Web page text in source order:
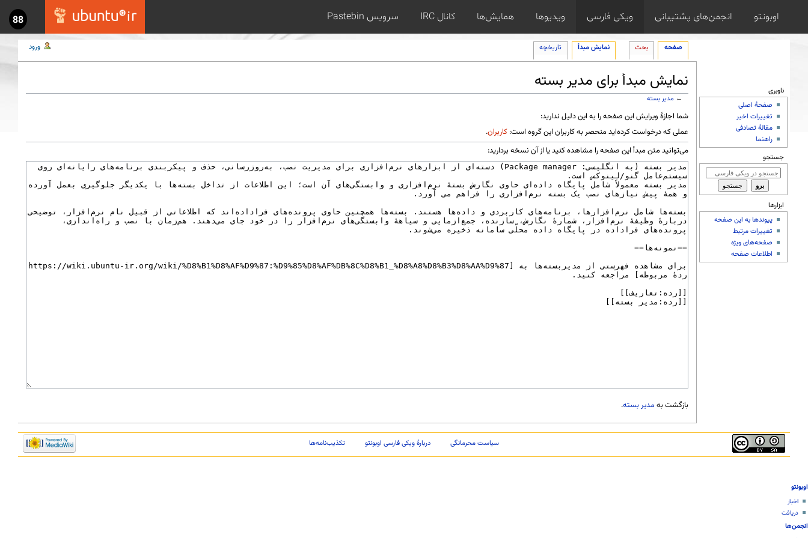
88 اوبونتو انجمن‌های پشتیبانی ویکی فارسی ویدیوها همایش‌ها کانال IRC سرویس Pastebin
نمایش مبدأ برای مدیر بسته
←مدیر بسته
پرش به:ناوبری
شما اجازهٔ ویرایش این صفحه را به این دلیل ندارید:
عملی که درخواست کرده‌اید منحصر به کاربران این گروه است: کاربران.
می‌توانید متن مبدأ این صفحه را مشاهده کنید یا از آن نسخه بردارید:
بازگشت به مدیر بسته.
صفحه بحث نمایش مبدأ تاریخچه ورود
ناوبری
صفحهٔ اصلی
تغییرات اخیر
مقالهٔ تصادفی
راهنما
جستجو
ابزارها
پیوندها به این صفحه
تغییرات مرتبط
صفحه‌های ویژه
اطلاعات صفحه
سیاست محرمانگی دربارهٔ ویکی فارسی اوبونتو تکذیب‌نامه‌ها
اوبونتو
اخبار
دریافت
انجمن‌ها